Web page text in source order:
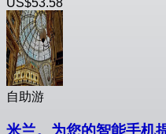
US$53.58
自助游
米兰。为您的智能手机